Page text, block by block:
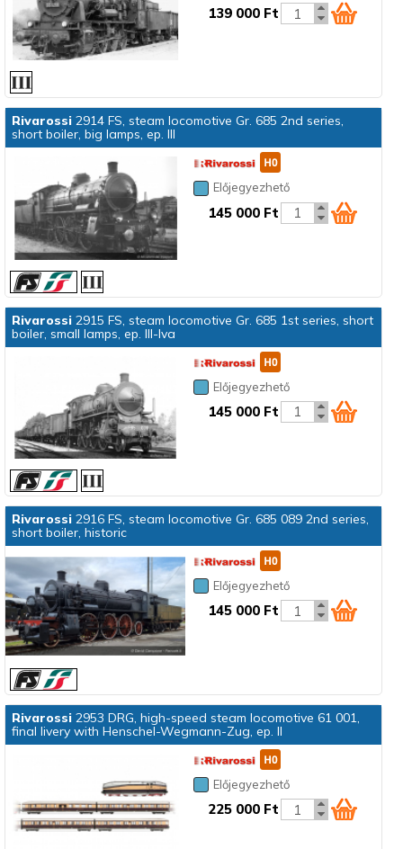
139 000 Ft
Rivarossi2914 FS, steam locomotive Gr. 685 2nd series,
short boiler, big lamps, ep. III
Előjegyezhető
145 000 Ft
Rivarossi2915 FS, steam locomotive Gr. 685 1st series, short
boiler, small lamps, ep. III-Iva
Előjegyezhető
145 000 Ft
Rivarossi2916 FS, steam locomotive Gr. 685 089 2nd series,
short boiler, historic
Előjegyezhető
145 000 Ft
Rivarossi2953 DRG, high-speed steam locomotive 61 001,
final livery with Henschel-Wegmann-Zug, ep. II
Előjegyezhető
225 000 Ft